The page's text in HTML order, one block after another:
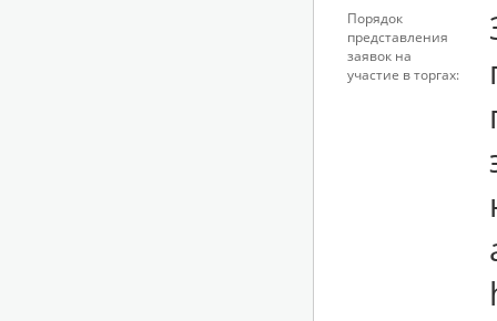
Порядок
представления
заявок на
участие в торгах: